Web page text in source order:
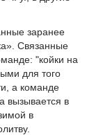
заранее
Связанные
"койки на
для того
а команде
вызывается в
в